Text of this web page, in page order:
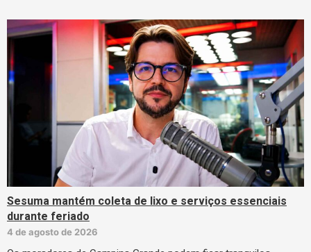
Sesuma mantém coleta de lixo e serviços essenciais
durante feriado
4 de agosto de 2026